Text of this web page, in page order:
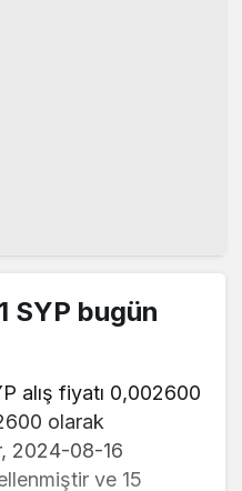
SYP bugün
alış fiyatı 0,002600
olarak
2024-08-16
ve 15